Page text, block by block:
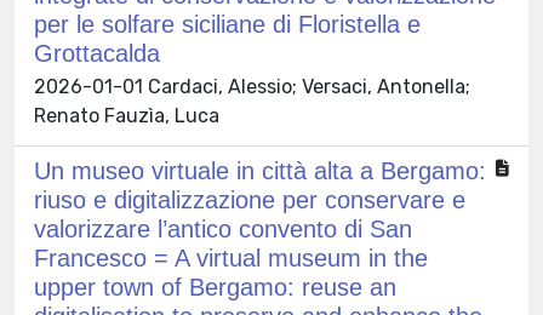
per le solfare siciliane di Floristella e
Grottacalda
2026-01-01 Cardaci, Alessio; Versaci, Antonella;
Renato Fauzìa, Luca
Un museo virtuale in città alta a Bergamo:
riuso e digitalizzazione per conservare e
valorizzare l’antico convento di San
Francesco = A virtual museum in the
upper town of Bergamo: reuse an